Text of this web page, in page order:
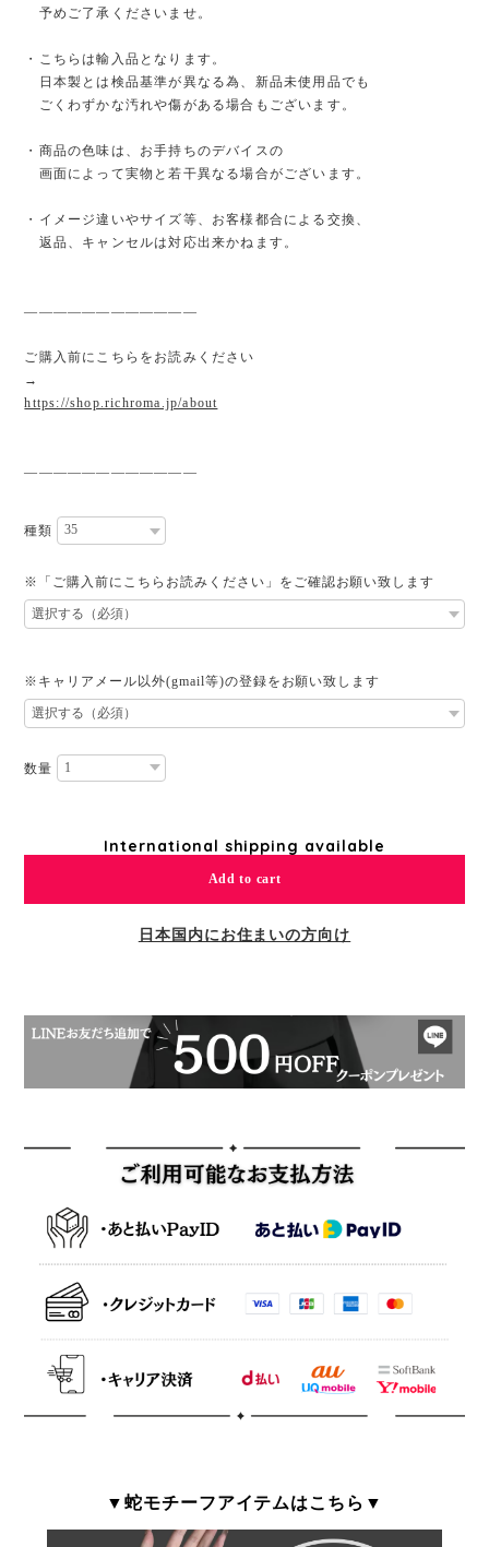
予めご了承くださいませ。
・こちらは輸入品となります。
日本製とは検品基準が異なる為、新品未使用品でも
ごくわずかな汚れや傷がある場合もございます。
・商品の色味は、お手持ちのデバイスの
画面によって実物と若干異なる場合がございます。
・イメージ違いやサイズ等、お客様都合による交換、
返品、キャンセルは対応出来かねます。
————————————
ご購入前にこちらをお読みください
→
https://shop.richroma.jp/about
————————————
種類
※「ご購入前にこちらお読みください」をご確認お願い致します
※キャリアメール以外(gmail等)の登録をお願い致します
数量
International shipping available
Add to cart
日本国内にお住まいの方向け
▼蛇モチーフアイテムはこちら▼